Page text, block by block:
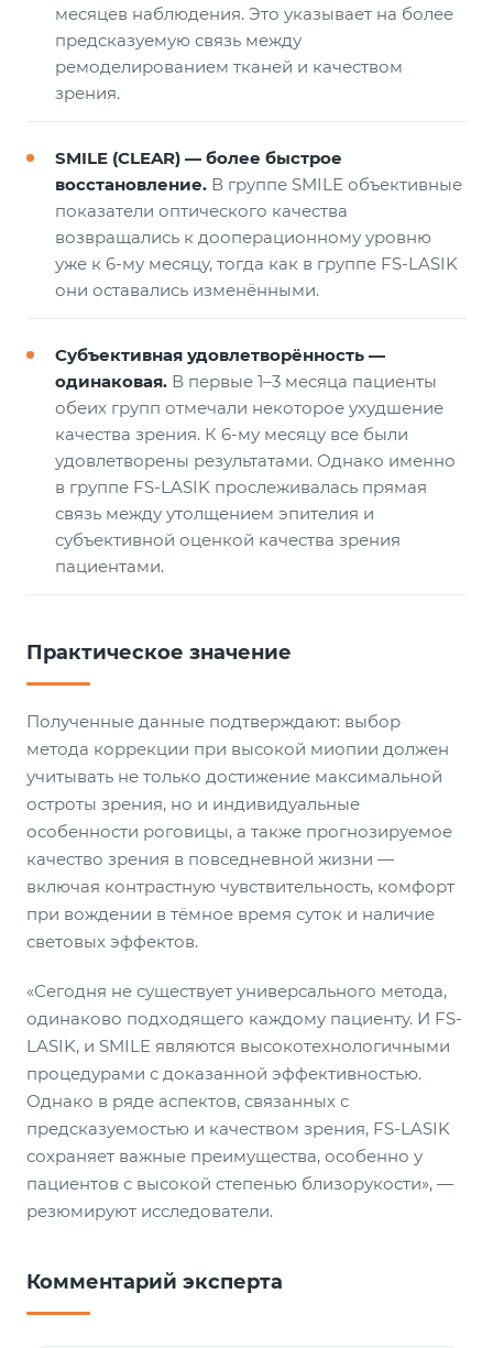
месяцев наблюдения. Это указывает на более
предсказуемую связь между
ремоделированием тканей и качеством
зрения.
SMILE (CLEAR) — более быстрое
восстановление. В группе SMILE объективные
показатели оптического качества
возвращались к дооперационному уровню
уже к 6-му месяцу, тогда как в группе FS-LASIK
они оставались изменёнными.
Субъективная удовлетворённость —
одинаковая. В первые 1–3 месяца пациенты
обеих групп отмечали некоторое ухудшение
качества зрения. К 6-му месяцу все были
удовлетворены результатами. Однако именно
в группе FS-LASIK прослеживалась прямая
связь между утолщением эпителия и
субъективной оценкой качества зрения
пациентами.
Практическое значение
Полученные данные подтверждают: выбор
метода коррекции при высокой миопии должен
учитывать не только достижение максимальной
остроты зрения, но и индивидуальные
особенности роговицы, а также прогнозируемое
качество зрения в повседневной жизни —
включая контрастную чувствительность, комфорт
при вождении в тёмное время суток и наличие
световых эффектов.
«Сегодня не существует универсального метода,
одинаково подходящего каждому пациенту. И FS-
LASIK, и SMILE являются высокотехнологичными
процедурами с доказанной эффективностью.
Однако в ряде аспектов, связанных с
предсказуемостью и качеством зрения, FS-LASIK
сохраняет важные преимущества, особенно у
пациентов с высокой степенью близорукости», —
резюмируют исследователи.
Комментарий эксперта